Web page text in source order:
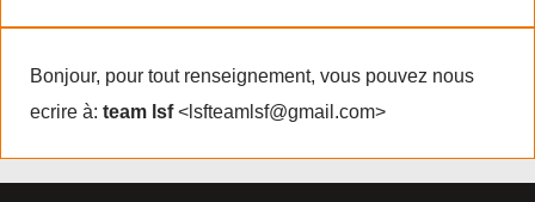
Bonjour, pour tout renseignement, vous pouvez nous
ecrire à:team lsf<lsfteamlsf@gmail.com>